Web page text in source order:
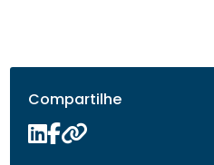
Compartilhe